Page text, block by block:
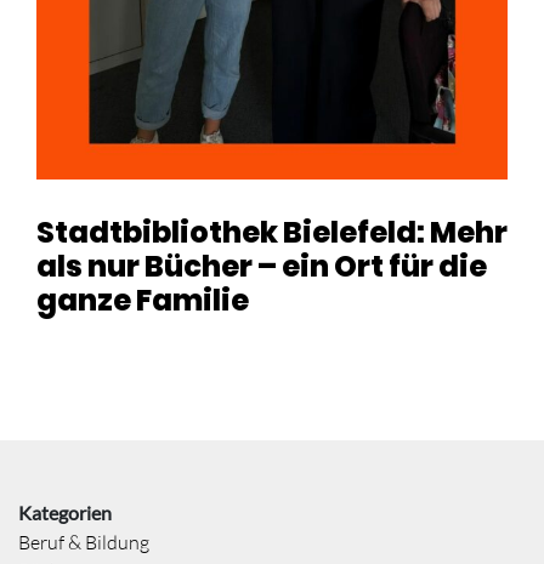
Stadtbibliothek Bielefeld: Mehr
als nur Bücher – ein Ort für die
ganze Familie
Kategorien
Beruf & Bildung